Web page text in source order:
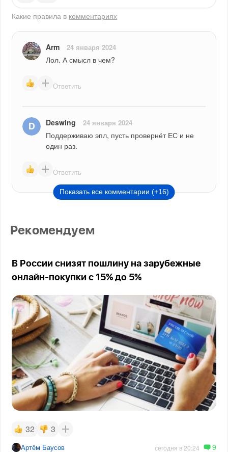
Какие правила в комментариях
Arm 24 января 2024
Лол. А смысл в чем?
Ответить
Deswing 24 января 2024
Поддерживаю эпл, пусть провернёт ЕС и не
один раз.
Ответить
Показать все комментарии (+16)
Рекомендуем
В России снизят пошлину на зарубежные
онлайн-покупки с 15% до 5%
32 3
Артём Баусов сегодня в 20:24 9